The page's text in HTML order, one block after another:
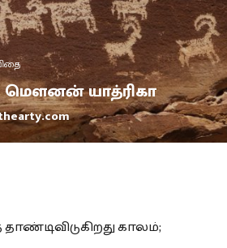
மௌனன் யாத்ரிகா
காலம்;